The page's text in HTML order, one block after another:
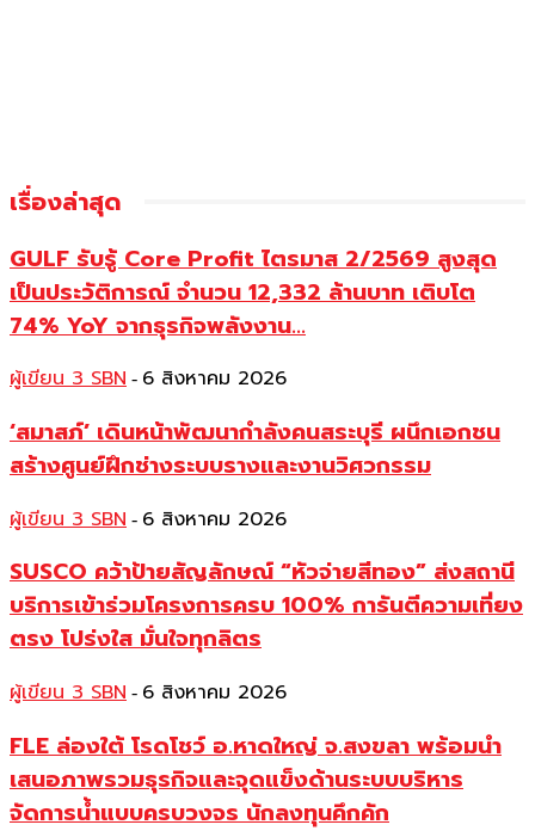
เรื่องล่าสุด
GULF รับรู้ Core Profit ไตรมาส 2/2569 สูงสุด
เป็นประวัติการณ์ จำนวน 12,332 ล้านบาท เติบโต
74% YoY จากธุรกิจพลังงาน...
ผู้เขียน 3 SBN - 6 สิงหาคม 2026
‘สมาสภ์’ เดินหน้าพัฒนากำลังคนสระบุรี ผนึกเอกชน
สร้างศูนย์ฝึกช่างระบบรางและงานวิศวกรรม
ผู้เขียน 3 SBN - 6 สิงหาคม 2026
SUSCO คว้าป้ายสัญลักษณ์ “หัวจ่ายสีทอง” ส่งสถานี
บริการเข้าร่วมโครงการครบ 100% การันตีความเที่ยง
ตรง โปร่งใส มั่นใจทุกลิตร
ผู้เขียน 3 SBN - 6 สิงหาคม 2026
FLE ล่องใต้ โรดโชว์ อ.หาดใหญ่ จ.สงขลา พร้อมนำ
เสนอภาพรวมธุรกิจและจุดแข็งด้านระบบบริหาร
จัดการน้ำแบบครบวงจร นักลงทุนคึกคัก